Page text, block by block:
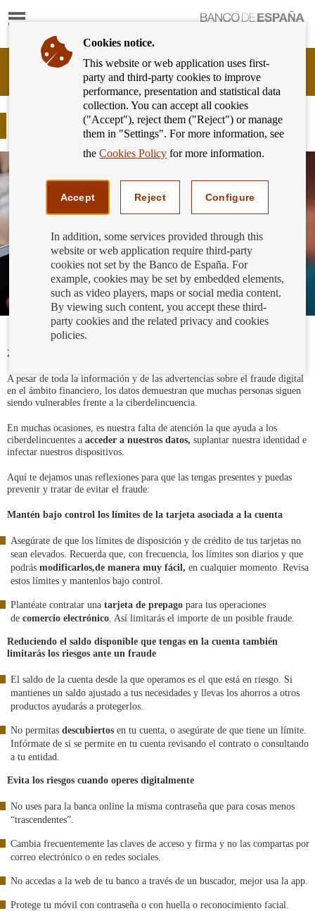
Show
Banking
Customer
Banco
España
Eurosystem,
¡No bajes la guardia ante el fraude!
25/04/2024
A pesar de toda la información y de las advertencias sobre el fraude digital
en el ámbito financiero, los datos demuestran que muchas personas siguen
siendo vulnerables frente a la ciberdelincuencia.
En muchas ocasiones, es nuestra falta de atención la que ayuda a los
ciberdelincuentes a acceder a nuestros datos, suplantar nuestra identidad e
infectar nuestros dispositivos.
Aquí te dejamos unas reflexiones para que las tengas presentes y puedas
prevenir y tratar de evitar el fraude:
Mantén bajo control los límites de la tarjeta asociada a la cuenta
Asegúrate de que los límites de disposición y de crédito de tus tarjetas no
sean elevados. Recuerda que, con frecuencia, los límites son diarios y que
podrás modificarlos,de manera muy fácil, en cualquier momento. Revisa
estos límites y mantenlos bajo control.
Plantéate contratar una tarjeta de prepago para tus operaciones
de comercio electrónico. Así limitarás el importe de un posible fraude.
Reduciendo el saldo disponible que tengas en la cuenta también
limitarás los riesgos ante un fraude
El saldo de la cuenta desde la que operamos es el que está en riesgo. Si
mantienes un saldo ajustado a tus necesidades y llevas los ahorros a otros
productos ayudarás a protegerlos.
No permitas descubiertos en tu cuenta, o asegúrate de que tiene un límite.
Infórmate de si se permite en tu cuenta revisando el contrato o consultando
a tu entidad.
Evita los riesgos cuando operes digitalmente
No uses para la banca online la misma contraseña que para cosas menos
“trascendentes”.
Cambia frecuentemente las claves de acceso y firma y no las compartas por
correo electrónico o en redes sociales.
No accedas a la web de tu banco a través de un buscador, mejor usa la app.
Protege tu móvil con contraseña o con huella o reconocimiento facial.
Cookies notice.
This website or web application uses first-
party and third-party cookies to improve
performance, presentation and statistical data
collection. You can accept all cookies
("Accept"), reject them ("Reject") or manage
them in "Settings". For more information, see
theCookies Policy for more information.
Accept Reject Configure
In addition, some services provided through this
website or web application require third-party
cookies not set by the Banco de España. For
example, cookies may be set by embedded elements,
such as video players, maps or social media content.
By viewing such content, you accept these third-
party cookies and the related privacy and cookies
policies.